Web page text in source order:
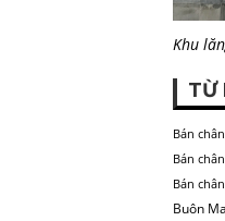
Khu
TỪ
Bán
Bán
Bán
Buôn